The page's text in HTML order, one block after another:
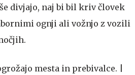
divjajo, naj bi bil kriv človek
ognji ali vožnjo z vozili